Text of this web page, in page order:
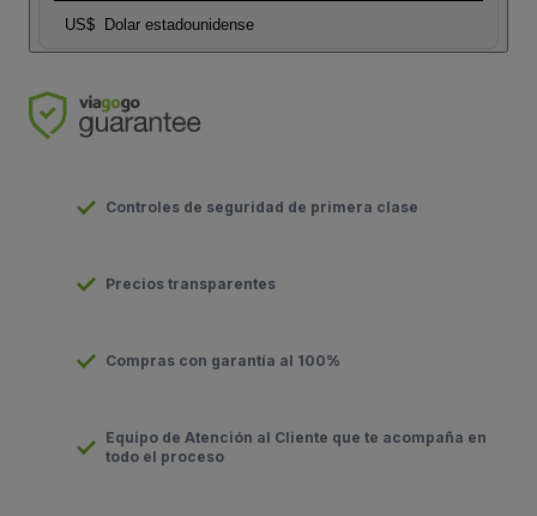
US$ Dolar estadounidense
Controles de seguridad de primera clase
Precios transparentes
Compras con garantía al 100%
Equipo de Atención al Cliente que te acompaña en
todo el proceso